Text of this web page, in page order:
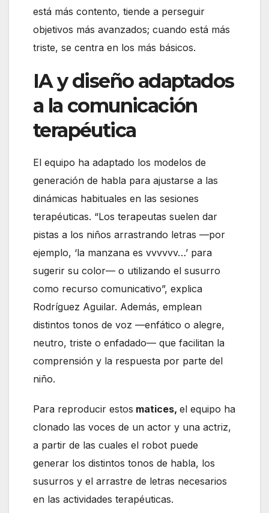
está más contento, tiende a perseguir
objetivos más avanzados; cuando está más
triste, se centra en los más básicos.
IA y diseño adaptados
a la comunicación
terapéutica
El equipo ha adaptado los modelos de
generación de habla para ajustarse a las
dinámicas habituales en las sesiones
terapéuticas. “Los terapeutas suelen dar
pistas a los niños arrastrando letras —por
ejemplo, ‘la manzana es vvvvvv…’ para
sugerir su color— o utilizando el susurro
como recurso comunicativo”, explica
Rodríguez Aguilar. Además, emplean
distintos tonos de voz —enfático o alegre,
neutro, triste o enfadado— que facilitan la
comprensión y la respuesta por parte del
niño.
Para reproducir estos matices, el equipo ha
clonado las voces de un actor y una actriz,
a partir de las cuales el robot puede
generar los distintos tonos de habla, los
susurros y el arrastre de letras necesarios
en las actividades terapéuticas.